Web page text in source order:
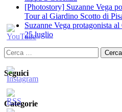
[Photostory] Suzanne Vega
Tour al Giardino Scotto di
Suzanne Vega protagonista
25 luglio
Ricerca
per:
Seguici
Categorie